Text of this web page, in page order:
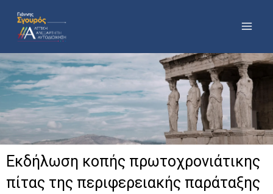
στο
περιεχόμενο
Εκδήλωση κοπής πρωτοχρονιάτικης
πίτας της περιφερειακής παράταξης